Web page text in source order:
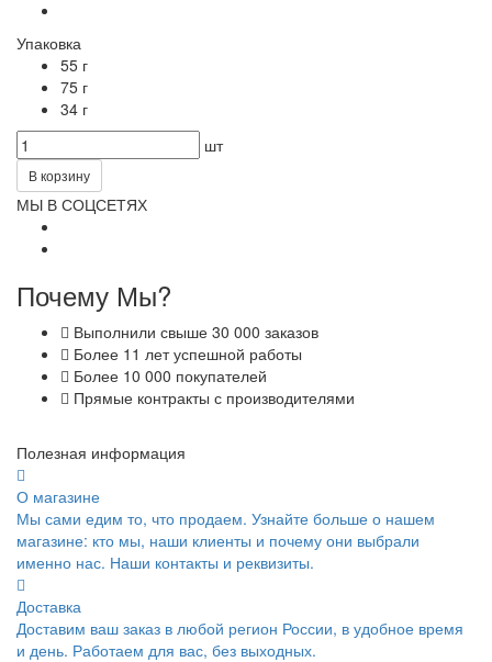
Упаковка
55 г
75 г
34 г
шт
В корзину
МЫ В СОЦСЕТЯХ
Почему Мы?
Выполнили свыше 30 000 заказов
Более 11 лет успешной работы
Более 10 000 покупателей
Прямые контракты с производителями
Полезная информация
О магазине
Мы сами едим то, что продаем. Узнайте больше о нашем
магазине: кто мы, наши клиенты и почему они выбрали
именно нас. Наши контакты и реквизиты.
Доставка
Доставим ваш заказ в любой регион России, в удобное время
и день. Работаем для вас, без выходных.